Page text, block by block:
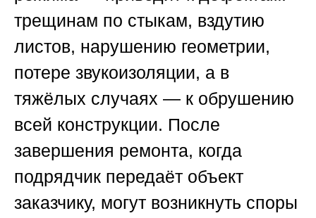
трещинам по стыкам, вздутию
листов, нарушению геометрии,
потере звукоизоляции, а в
тяжёлых случаях — к обрушению
всей конструкции. После
завершения ремонта, когда
подрядчик передаёт объект
заказчику, могут возникнуть споры